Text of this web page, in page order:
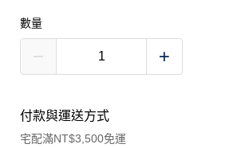
數量
付款與運送方式
宅配滿NT$3,500免運